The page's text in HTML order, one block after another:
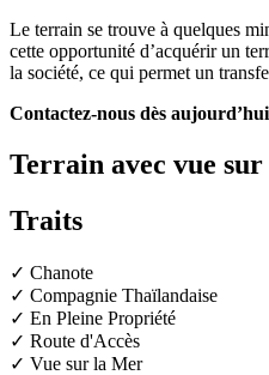
Le terrain se trouve à quelques
cette opportunité d’acquérir un
la société, ce qui permet un
Contactez-nous dès
Terrain avec vue
Traits
✓ Chanote
✓ Compagnie Thaïlandaise
✓ En Pleine Propriété
✓ Route d'Accès
✓ Vue sur la Mer